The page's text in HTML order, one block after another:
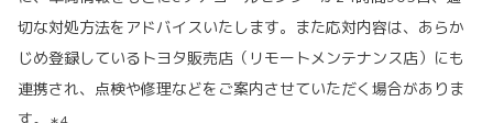
切な対処方法をアドバイスいたします。また応対内容は、あらか
じめ登録しているトヨタ販売店（リモートメンテナンス店）にも
連携され、点検や修理などをご案内させていただく場合がありま